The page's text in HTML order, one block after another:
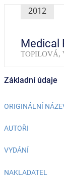
2012
Medical
TOPILOVÁ,
Základní údaje
ORIGINÁLNÍ
AUTOŘI
VYDÁNÍ
NAKLADATEL